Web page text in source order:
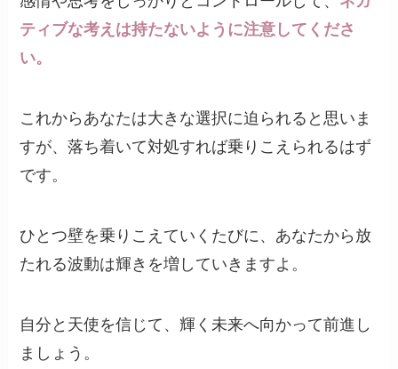
ティブな考えは持たないように注意してくださ
い。
これからあなたは大きな選択に迫られると思いま
すが、落ち着いて対処すれば乗りこえられるはず
です。
ひとつ壁を乗りこえていくたびに、あなたから放
たれる波動は輝きを増していきますよ。
自分と天使を信じて、輝く未来へ向かって前進し
ましょう。